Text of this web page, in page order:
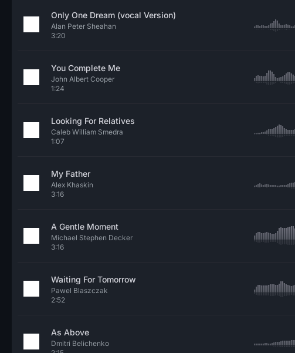
Only One Dream (vocal Version)
Alan Peter Sheahan
3:20
You Complete Me
John Albert Cooper
1:24
Looking For Relatives
Caleb William Smedra
1:07
My Father
Alex Khaskin
3:16
A Gentle Moment
Michael Stephen Decker
3:16
Waiting For Tomorrow
Pawel Blaszczak
2:52
As Above
Dmitri Belichenko